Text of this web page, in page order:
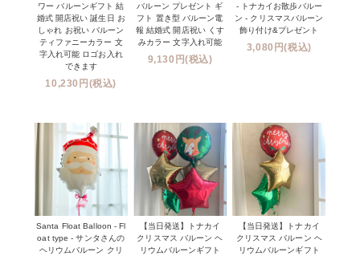
ワー バルーンギフト 結
婚式 開店祝い 誕生日 お
しゃれ お祝い バルーン
ティファニーカラー 文
字入れ可能 ロゴお入れ
できます
10,230円(税込)
バルーン プレゼント ギ
フト 置き型 バルーン電
報 結婚式 開店祝い くす
みカラー 文字入れ可能
9,130円(税込)
- トナカイお散歩バルー
ン - クリスマスバルーン
飾り付け&プレゼント
3,080円(税込)
Santa Float Balloon - Fl
oat type - サンタさんの
ヘリウムバルーン クリ
【当日発送】トナカイ
クリスマス バルーン ヘ
リウムバルーンギフト
【当日発送】トナカイ
クリスマス バルーン ヘ
リウムバルーンギフト